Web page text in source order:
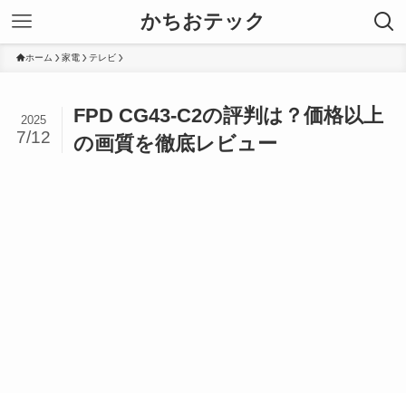
かちおテック
ホーム 家電 テレビ
FPD CG43-C2の評判は？価格以上
の画質を徹底レビュー
2025
7/12